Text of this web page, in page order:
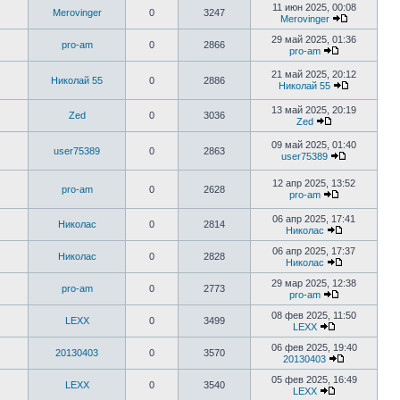
Merovinger 0 3247
11 июн 2025, 00:08
Merovinger
pro-am 0 2866
29 май 2025, 01:36
pro-am
Николай 55 0 2886
21 май 2025, 20:12
Николай 55
Zed 0 3036
13 май 2025, 20:19
Zed
user75389 0 2863
09 май 2025, 01:40
user75389
pro-am 0 2628
12 апр 2025, 13:52
pro-am
Николас 0 2814
06 апр 2025, 17:41
Николас
Николас 0 2828
06 апр 2025, 17:37
Николас
pro-am 0 2773
29 мар 2025, 12:38
pro-am
LEXX 0 3499
08 фев 2025, 11:50
LEXX
20130403 0 3570
06 фев 2025, 19:40
20130403
LEXX 0 3540
05 фев 2025, 16:49
LEXX